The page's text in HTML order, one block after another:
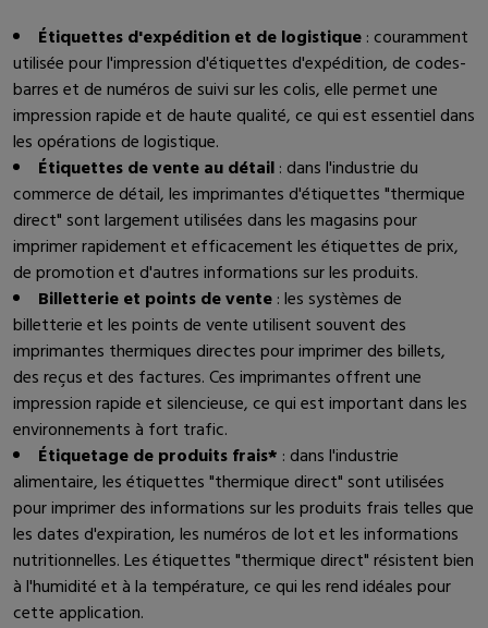
Étiquettes d'expédition et de logistique: couramment
utilisée pour l'impression d'étiquettes d'expédition, de codes-
barres et de numéros de suivi sur les colis, elle permet une
impression rapide et de haute qualité, ce qui est essentiel dans
les opérations de logistique.
Étiquettes de vente au détail: dans l'industrie du
commerce de détail, les imprimantes d'étiquettes "thermique
direct" sont largement utilisées dans les magasins pour
imprimer rapidement et efficacement les étiquettes de prix,
de promotion et d'autres informations sur les produits.
Billetterie et points de vente: les systèmes de
billetterie et les points de vente utilisent souvent des
imprimantes thermiques directes pour imprimer des billets,
des reçus et des factures. Ces imprimantes offrent une
impression rapide et silencieuse, ce qui est important dans les
environnements à fort trafic.
Étiquetage de produits frais* : dans l'industrie
alimentaire, les étiquettes "thermique direct" sont utilisées
pour imprimer des informations sur les produits frais telles que
les dates d'expiration, les numéros de lot et les informations
nutritionnelles. Les étiquettes "thermique direct" résistent bien
à l'humidité et à la température, ce qui les rend idéales pour
cette application.